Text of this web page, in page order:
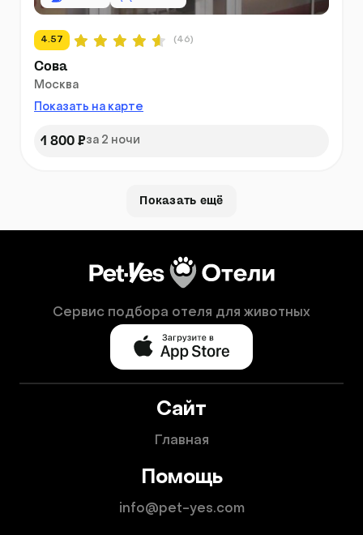
4.57 (46)
Сова
Москва
Показать на карте
1 800 ₽за 2 ночи
Показать ещё
Сервис подбора отеля для животных
Сайт
Главная
Помощь
info@pet-yes.com